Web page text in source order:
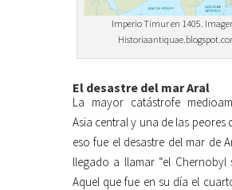
Imperio Timur en 1405.
El desastre del mar Aral
La mayor catástrofe
Asia central y una de las peores
eso fue el desastre del mar de
llegado a llamar “el Chernobyl
Aquel que fue en su día el